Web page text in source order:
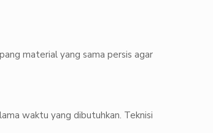
material yang sama persis agar
waktu yang dibutuhkan. Teknisi